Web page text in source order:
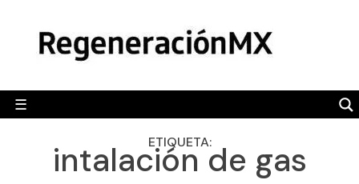
content
☰
POLÍTICA
CAMALEÓN
OPINIÓN
ETIQUETA:
intalación de gas